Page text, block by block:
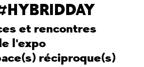
et rencontres
l'expo
réciproque(s)